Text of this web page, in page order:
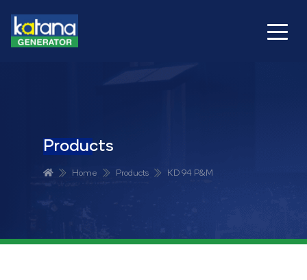
Products
Home Products KD 94 P&M